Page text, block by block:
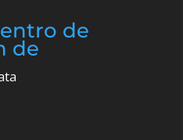
de
de